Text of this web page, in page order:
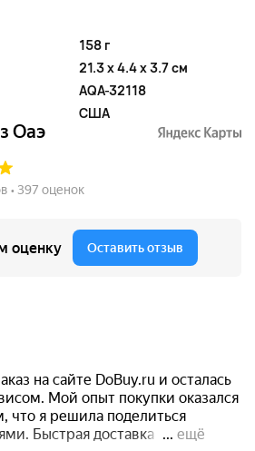
158 г
21.3 x 4.4 x 3.7 см
AQA-32118
США